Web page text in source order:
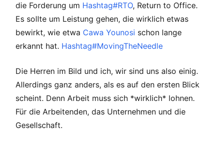
die Forderung um Hashtag#RTO, Return to Office.
Es sollte um Leistung gehen, die wirklich etwas
bewirkt, wie etwa Cawa Younosi schon lange
erkannt hat. Hashtag#MovingTheNeedle
Die Herren im Bild und ich, wir sind uns also einig.
Allerdings ganz anders, als es auf den ersten Blick
scheint. Denn Arbeit muss sich *wirklich* lohnen.
Für die Arbeitenden, das Unternehmen und die
Gesellschaft.